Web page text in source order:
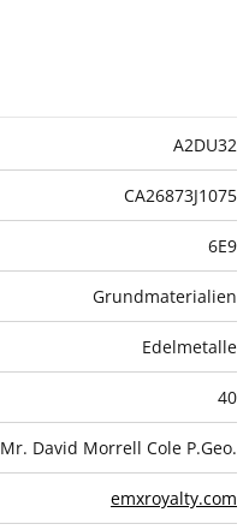
A2DU32
CA26873J1075
6E9
Grundmaterialien
Edelmetalle
40
Mr. David Morrell Cole P.Geo.
emxroyalty.com